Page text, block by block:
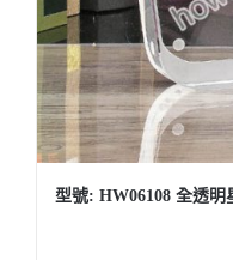
型號: HW06108 全透明